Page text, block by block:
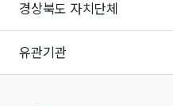
경상북도 자치단체
유관기관